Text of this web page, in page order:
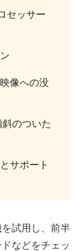
セッサー
像への没
のついた
サポート
試用し、前半
などをチェッ